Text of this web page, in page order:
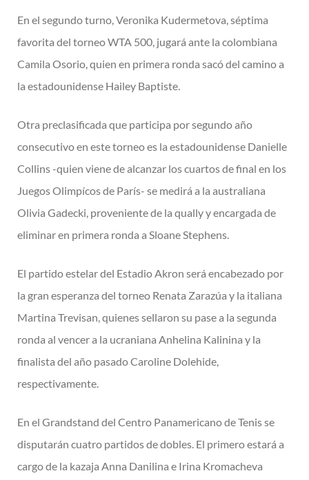
En el segundo turno, Veronika Kudermetova, séptima
favorita del torneo WTA 500, jugará ante la colombiana
Camila Osorio, quien en primera ronda sacó del camino a
la estadounidense Hailey Baptiste.
Otra preclasificada que participa por segundo año
consecutivo en este torneo es la estadounidense Danielle
Collins -quien viene de alcanzar los cuartos de final en los
Juegos Olimpícos de París- se medirá a la australiana
Olivia Gadecki, proveniente de la qually y encargada de
eliminar en primera ronda a Sloane Stephens.
El partido estelar del Estadio Akron será encabezado por
la gran esperanza del torneo Renata Zarazúa y la italiana
Martina Trevisan, quienes sellaron su pase a la segunda
ronda al vencer a la ucraniana Anhelina Kalinina y la
finalista del año pasado Caroline Dolehide,
respectivamente.
En el Grandstand del Centro Panamericano de Tenis se
disputarán cuatro partidos de dobles. El primero estará a
cargo de la kazaja Anna Danilina e Irina Kromacheva